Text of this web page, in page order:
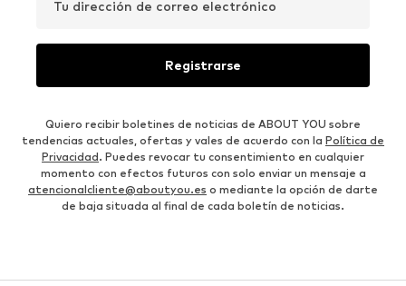
Tu dirección de correo electrónico
Registrarse
Quiero recibir boletines de noticias de ABOUT YOU sobre
tendencias actuales, ofertas y vales de acuerdo con la Política de
Privacidad. Puedes revocar tu consentimiento en cualquier
momento con efectos futuros con solo enviar un mensaje a
atencionalcliente@aboutyou.es o mediante la opción de darte
de baja situada al final de cada boletín de noticias.